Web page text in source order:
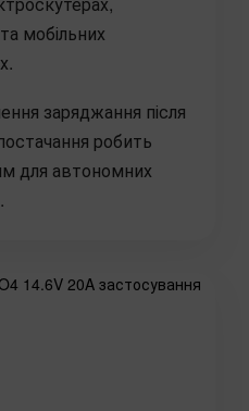
мобільних
заряджання після
робить
для автономних